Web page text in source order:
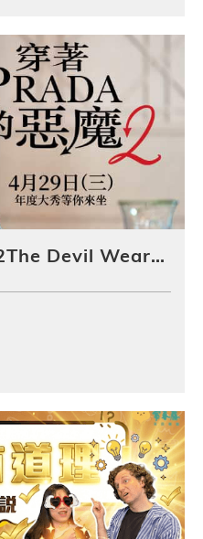
穿著 Prada 的惡魔 2The Devil Wears Prada 2